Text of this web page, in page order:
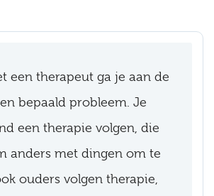
een therapeut ga je aan de
bepaald probleem. Je
een therapie volgen, die
anders met dingen om te
ouders volgen therapie,